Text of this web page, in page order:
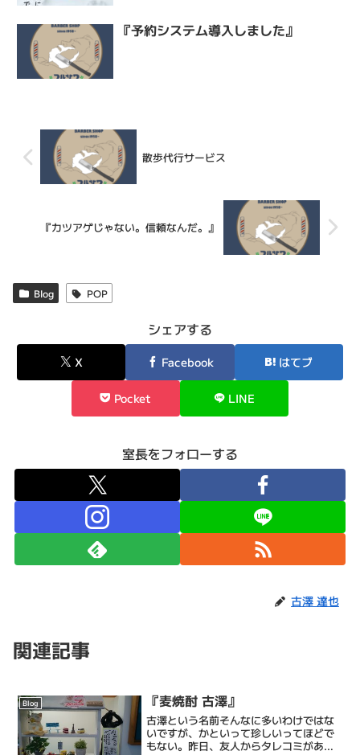
『予約システム導入しました』
散歩代行サービス
『カツアゲじゃない。信頼なんだ。』
Blog POP
シェアする
X Facebook はてブ
Pocket LINE
室長をフォローする
古澤 達也
関連記事
Blog 『麦焼酎 古澤』
古澤という名前そんなに多いわけではな
いですが、かといって珍しいってほどで
もない。昨日、友人からタレコミがあり